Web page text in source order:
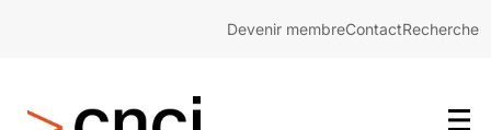
Devenir membreContactRecherche